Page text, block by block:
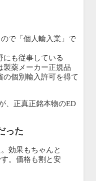
で「個人輸入業」で
にも従事している
製薬メーカー正規品
の個別輸入許可を得て
、正真正銘本物のED
った
効果もちゃんと
。価格も割と安